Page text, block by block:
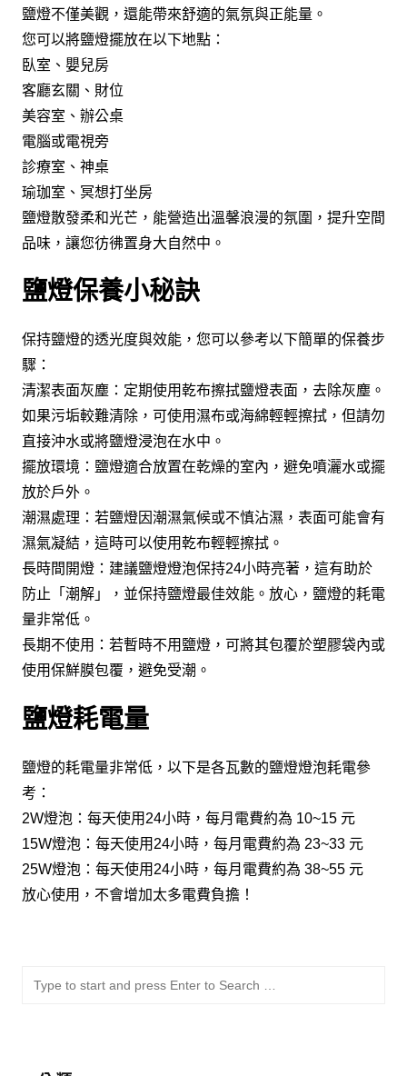
鹽燈不僅美觀，還能帶來舒適的氣氛與正能量。
您可以將鹽燈擺放在以下地點：
臥室、嬰兒房
客廳玄關、財位
美容室、辦公桌
電腦或電視旁
診療室、神桌
瑜珈室、冥想打坐房
鹽燈散發柔和光芒，能營造出溫馨浪漫的氛圍，提升空間
品味，讓您彷彿置身大自然中。
鹽燈保養小秘訣
保持鹽燈的透光度與效能，您可以參考以下簡單的保養步
驟：
清潔表面灰塵：定期使用乾布擦拭鹽燈表面，去除灰塵。
如果污垢較難清除，可使用濕布或海綿輕輕擦拭，但請勿
直接沖水或將鹽燈浸泡在水中。
擺放環境：鹽燈適合放置在乾燥的室內，避免噴灑水或擺
放於戶外。
潮濕處理：若鹽燈因潮濕氣候或不慎沾濕，表面可能會有
濕氣凝結，這時可以使用乾布輕輕擦拭。
長時間開燈：建議鹽燈燈泡保持24小時亮著，這有助於
防止「潮解」，並保持鹽燈最佳效能。放心，鹽燈的耗電
量非常低。
長期不使用：若暫時不用鹽燈，可將其包覆於塑膠袋內或
使用保鮮膜包覆，避免受潮。
鹽燈耗電量
鹽燈的耗電量非常低，以下是各瓦數的鹽燈燈泡耗電參
考：
2W燈泡：每天使用24小時，每月電費約為 10~15 元
15W燈泡：每天使用24小時，每月電費約為 23~33 元
25W燈泡：每天使用24小時，每月電費約為 38~55 元
放心使用，不會增加太多電費負擔！